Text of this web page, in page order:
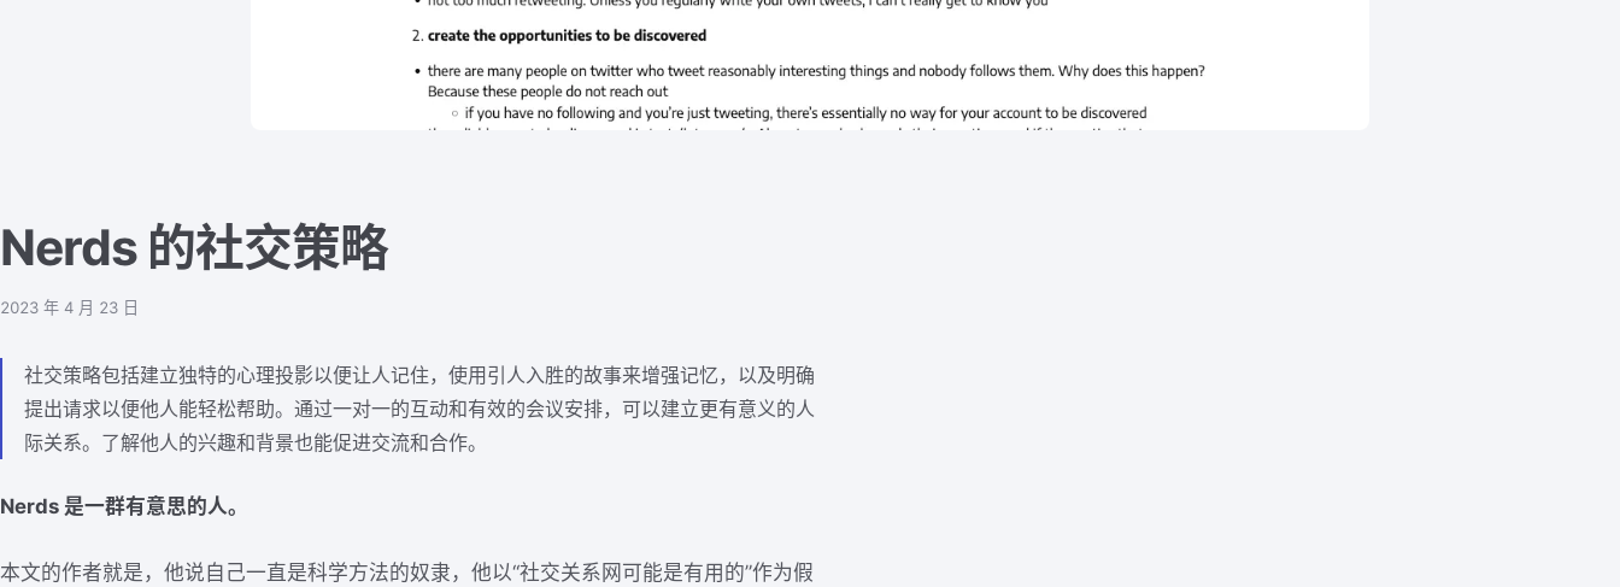
Nerds 的社交策略
2023 年 4 月 23 日
社交策略包括建立独特的心理投影以便让人记住，使用引人入胜的故事来增强记忆，以及明确
提出请求以便他人能轻松帮助。通过一对一的互动和有效的会议安排，可以建立更有意义的人
际关系。了解他人的兴趣和背景也能促进交流和合作。
Nerds 是一群有意思的人。
本文的作者就是，他说自己一直是科学方法的奴隶，他以“社交关系网可能是有用的”作为假